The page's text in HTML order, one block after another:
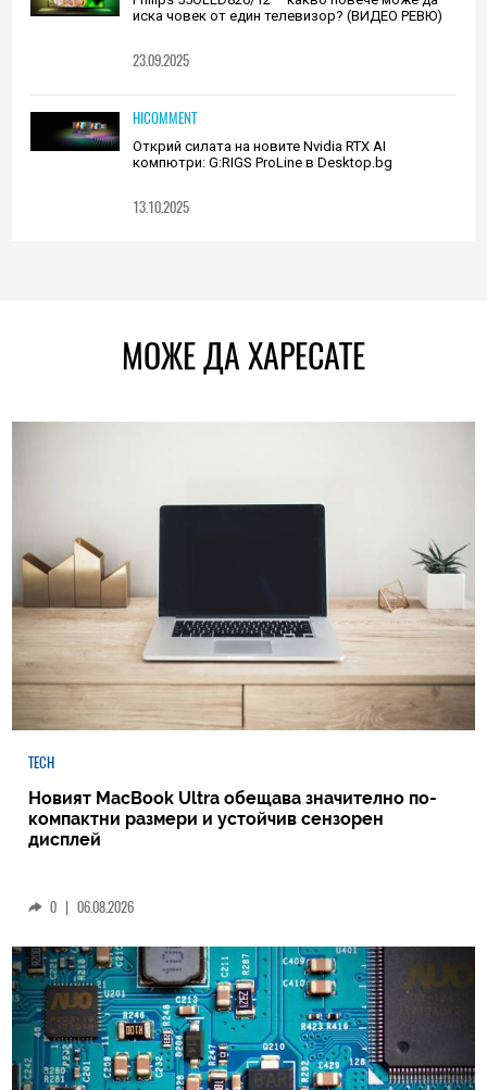
иска човек от един телевизор? (ВИДЕО РЕВЮ)
23.09.2025
HICOMMENT
Открий силата на новите Nvidia RTX AI
компютри: G:RIGS ProLine в Desktop.bg
13.10.2025
МОЖЕ ДА ХАРЕСАТЕ
TECH
Новият MacBook Ultra обещава значително по-
компактни размери и устойчив сензорен
дисплей
0 | 06.08.2026